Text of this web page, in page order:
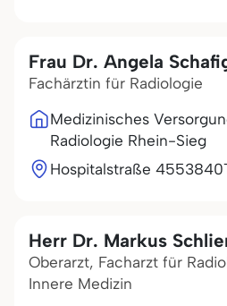
Frau Dr. Angela
Fachärztin für Radiologie
Medizinisches
Radiologie Rhein-Sieg
Hospitalstraße 4553840
Herr Dr. Markus
Oberarzt, Facharzt für
Innere Medizin